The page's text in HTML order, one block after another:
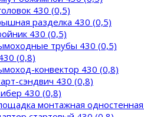
430 (0,5)
разделка 430 (0,5)
430 (0,5)
трубы 430 (0,5)
(0,8)
конвектор 430 (0,8)
сэндвич 430 (0,8)
430 (0,8)
монтажная